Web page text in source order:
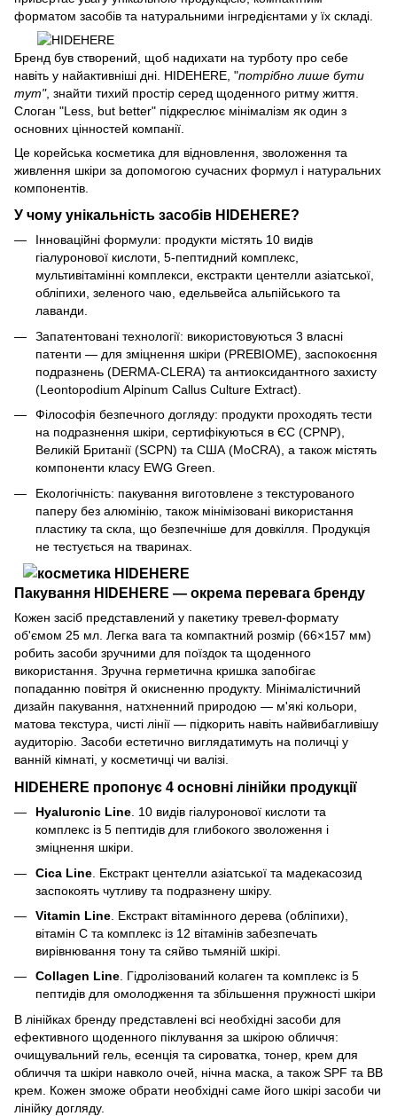
форматом засобів та натуральними інгредієнтами у їх складі.
Бренд був створений, щоб надихати на турботу про себе
навіть у найактивніші дні. HIDEHERE, "потрібно лише бути
тут", знайти тихий простір серед щоденного ритму життя.
Cлоган "Less, but better" підкреслює мінімалізм як один з
основних цінностей компанії.
Це корейська косметика для відновлення, зволоження та
живлення шкіри за допомогою сучасних формул і натуральних
компонентів.
У чому унікальність засобів HIDEHERE?
Інноваційні формули: продукти містять 10 видів
гіалуронової кислоти, 5-пептидний комплекс,
мультивітамінні комплекси, екстракти центелли азіатської,
обліпихи, зеленого чаю, едельвейса альпійського та
лаванди.
Запатентовані технології: використовуються 3 власні
патенти — для зміцнення шкіри (PREBIOME), заспокоєння
подразнень (DERMA-CLERA) та антиоксидантного захисту
(Leontopodium Alpinum Callus Culture Extract).
Філософія безпечного догляду: продукти проходять тести
на подразнення шкіри, сертифікуються в ЄС (CPNP),
Великій Британії (SCPN) та США (MoCRA), а також містять
компоненти класу EWG Green.
Екологічність: пакування виготовлене з текстурованого
паперу без алюмінію, також мінімізовані використання
пластику та скла, що безпечніше для довкілля. Продукція
не тестується на тваринах.
Пакування HIDEHERE — окрема перевага бренду
Кожен засіб представлений у пакетику тревел-формату
об'ємом 25 мл. Легка вага та компактний розмір (66×157 мм)
робить засоби зручними для поїздок та щоденного
використання. Зручна герметична кришка запобігає
попаданню повітря й окисненню продукту. Мінімалістичний
дизайн пакування, натхненний природою — м'які кольори,
матова текстура, чисті лінії — підкорить навіть найвибагливішу
аудиторію. Засоби естетично виглядатимуть на поличці у
ванній кімнаті, у косметичці чи валізі.
HIDEHERE пропонує 4 основні лінійки продукції
Hyaluronic Line . 10 видів гіалуронової кислоти та
комплекс із 5 пептидів для глибокого зволоження і
зміцнення шкіри.
Cica Line . Екстракт центелли азіатської та мадекасозид
заспокоять чутливу та подразнену шкіру.
Vitamin Line . Екстракт вітамінного дерева (обліпихи),
вітамін C та комплекс із 12 вітамінів забезпечать
вирівнювання тону та сяйво тьмяній шкірі.
Collagen Line. Гідролізований колаген та комплекс із 5
пептидів для омолодження та збільшення пружності шкіри
В лінійках бренду представлені всі необхідні засоби для
ефективного щоденного піклування за шкірою обличчя:
очищувальний гель, есенція та сироватка, тонер, крем для
обличчя та шкіри навколо очей, нічна маска, а також SPF та BB
крем. Кожен зможе обрати необхідні саме його шкірі засоби чи
лінійку догляду.